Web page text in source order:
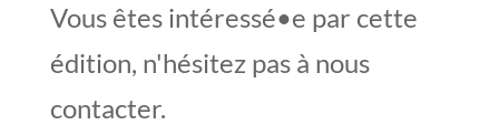
Vous êtes intéressé•e par cette
édition, n'hésitez pas à nous
contacter.